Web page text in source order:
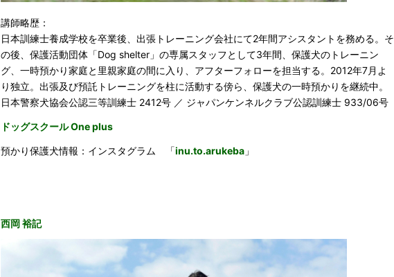
講師略歴：
日本訓練士養成学校を卒業後、出張トレーニング会社にて2年間アシスタントを務める。そ
の後、保護活動団体「Dog shelter」の専属スタッフとして3年間、保護犬のトレーニン
グ、一時預かり家庭と里親家庭の間に入り、アフターフォローを担当する。2012年7月よ
り独立。出張及び預託トレーニングを柱に活動する傍ら、保護犬の一時預かりを継続中。
日本警察犬協会公認三等訓練士 2412号 ／ ジャパンケンネルクラブ公認訓練士 933/06号
ドッグスクール One plus
預かり保護犬情報：インスタグラム 「inu.to.arukeba 」
西岡 裕記